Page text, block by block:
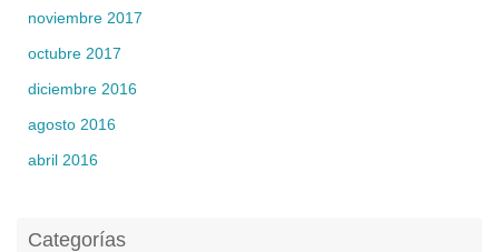
noviembre 2017
octubre 2017
diciembre 2016
agosto 2016
abril 2016
Categorías